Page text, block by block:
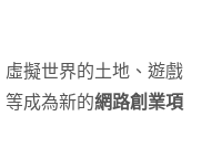
虛擬世界的土地、遊戲
等成為新的網路創業項